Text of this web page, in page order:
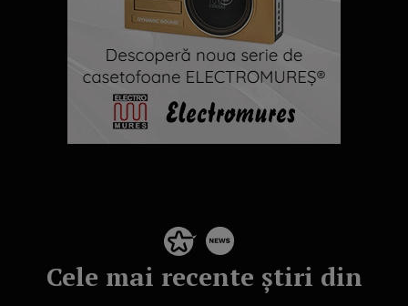
Cele mai recente știri din